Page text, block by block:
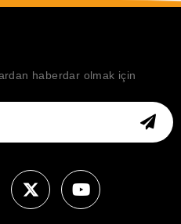
haberdar olmak için